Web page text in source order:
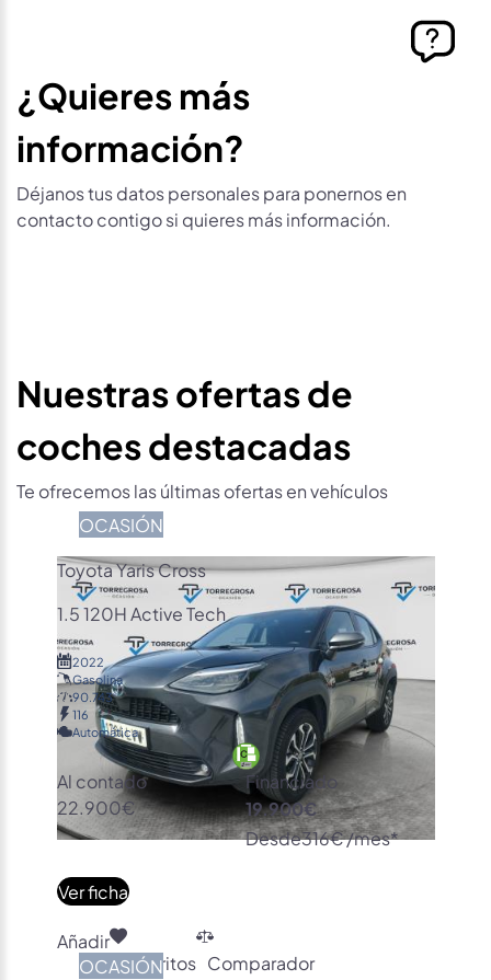
¿Quieres más
información?
Déjanos tus datos personales para ponernos en
contacto contigo si quieres más información.
Nuestras ofertas de
coches destacadas
Te ofrecemos las últimas ofertas en vehículos
OCASIÓN
Toyota Yaris Cross
1.5 120H Active Tech
2022
Gasolina
90.743
116
Automática
Al contado
22.900€
Financiado
19.900€
Desde316€ /mes*
Ver ficha
Añadir
Favoritos Comparador
OCASIÓN